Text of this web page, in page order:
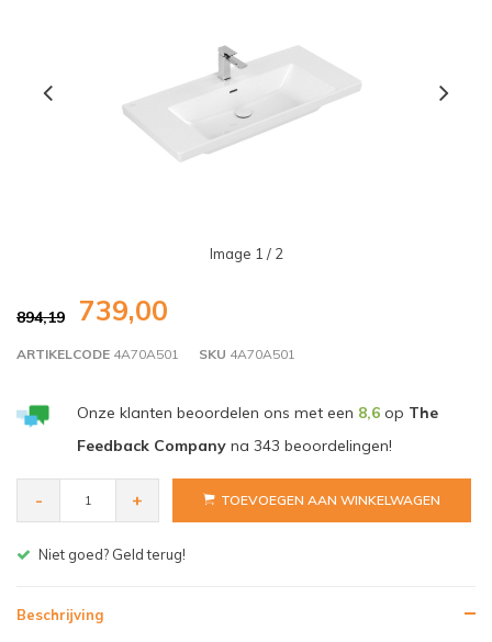
Image 1 / 2
894,19 739,00
ARTIKELCODE 4A70A501 SKU 4A70A501
Onze klanten beoordelen ons met een 8,6op The
Feedback Companyna 343 beoordelingen!
- + TOEVOEGEN AAN WINKELWAGEN
Gratis bezorgen v.a. € 150,- (NL)
Beschrijving